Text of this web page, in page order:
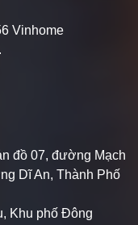
Vinhome
đồ 07, đường Mạch
Dĩ An, Thành Phố
Khu phố Đông